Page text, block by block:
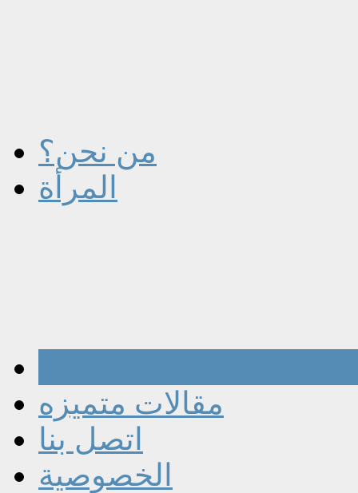
من نحن؟
المرأة
مقالات متميزه
اتصل بنا
الخصوصية